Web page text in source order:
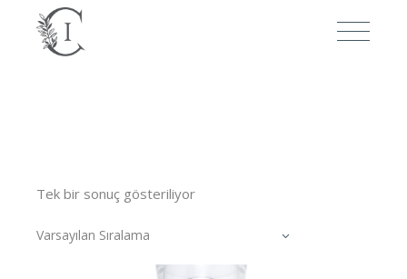
Tek bir sonuç gösteriliyor
Varsayılan Sıralama